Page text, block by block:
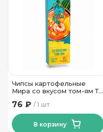
Чипсы картофельные
Мира со вкусом том-ям Тм
1 шт
76 ₽
В корзину